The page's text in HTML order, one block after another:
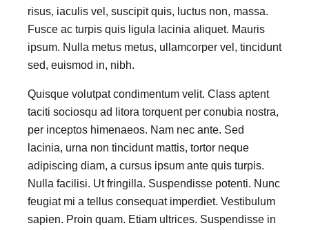
risus, iaculis vel, suscipit quis, luctus non, massa.
Fusce ac turpis quis ligula lacinia aliquet. Mauris
ipsum. Nulla metus metus, ullamcorper vel, tincidunt
sed, euismod in, nibh.
Quisque volutpat condimentum velit. Class aptent
taciti sociosqu ad litora torquent per conubia nostra,
per inceptos himenaeos. Nam nec ante. Sed
lacinia, urna non tincidunt mattis, tortor neque
adipiscing diam, a cursus ipsum ante quis turpis.
Nulla facilisi. Ut fringilla. Suspendisse potenti. Nunc
feugiat mi a tellus consequat imperdiet. Vestibulum
sapien. Proin quam. Etiam ultrices. Suspendisse in